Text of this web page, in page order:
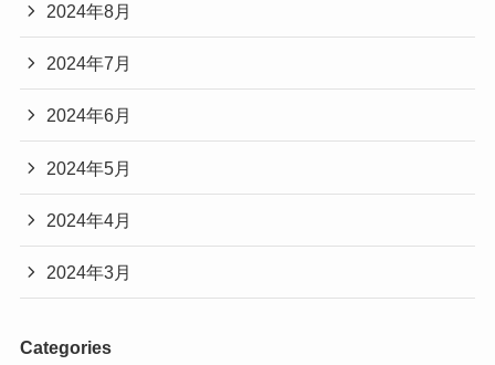
2024年8月
2024年7月
2024年6月
2024年5月
2024年4月
2024年3月
Categories